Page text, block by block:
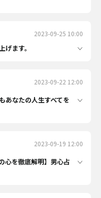
2023-09-25 10:00
ます。
2023-09-22 12:00
あなたの人生すべてを
2023-09-19 12:00
心を徹底解明】男心占